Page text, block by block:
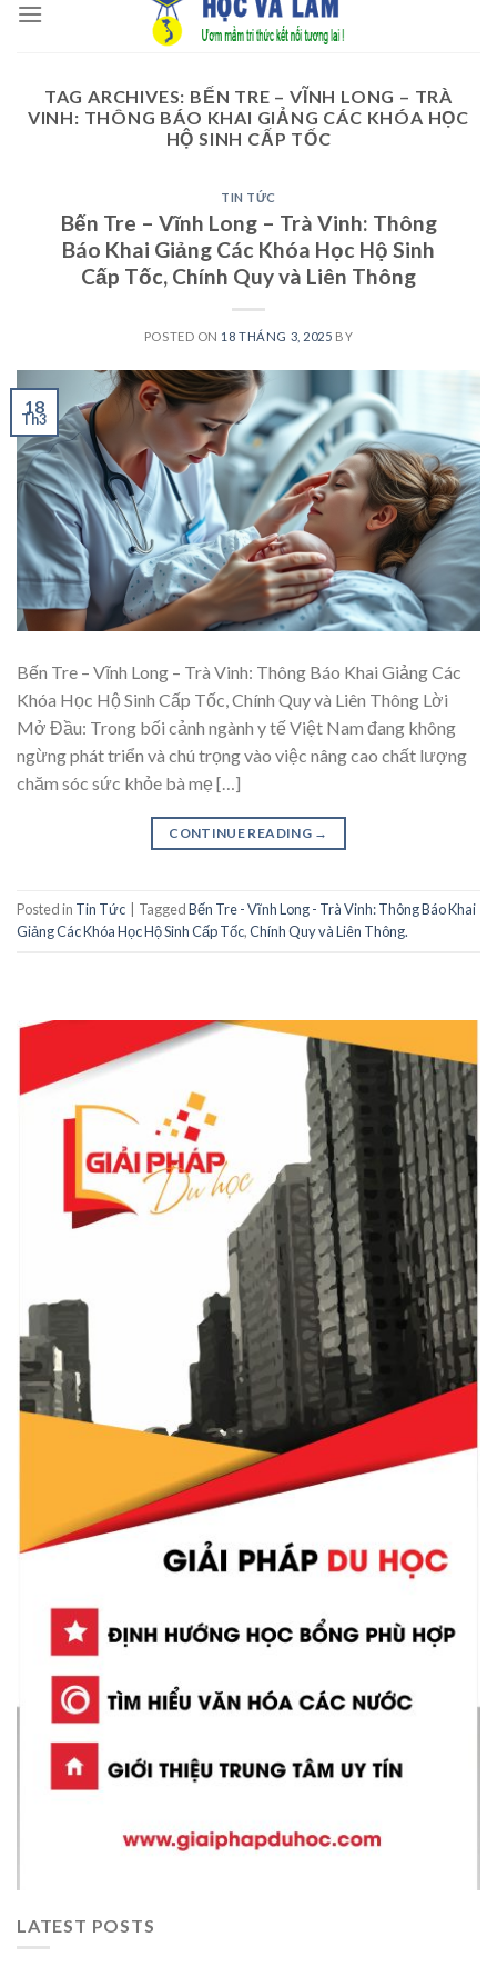
TAG ARCHIVES: BẾN TRE – VĨNH LONG – TRÀ
VINH: THÔNG BÁO KHAI GIẢNG CÁC KHÓA HỌC
HỘ SINH CẤP TỐC
TIN TỨC
Bến Tre – Vĩnh Long – Trà Vinh: Thông
Báo Khai Giảng Các Khóa Học Hộ Sinh
Cấp Tốc, Chính Quy và Liên Thông
POSTED ON 18 THÁNG 3, 2025 BY
18
Th3
Bến Tre – Vĩnh Long – Trà Vinh: Thông Báo Khai Giảng Các
Khóa Học Hộ Sinh Cấp Tốc, Chính Quy và Liên Thông Lời
Mở Đầu: Trong bối cảnh ngành y tế Việt Nam đang không
ngừng phát triển và chú trọng vào việc nâng cao chất lượng
chăm sóc sức khỏe bà mẹ […]
CONTINUE READING →
Posted in Tin Tức TaggedBến Tre - Vĩnh Long - Trà Vinh: Thông Báo Khai
Giảng Các Khóa Học Hộ Sinh Cấp Tốc,Chính Quy và Liên Thông.
LATEST POSTS